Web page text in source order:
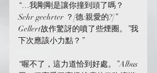
“…我剛剛是讓你撞到頭了嗎？
Sehr geehrter ？[德:親愛的?]”
Gellert故作驚訝的噴了些煙圈。”我
下次應該小力點？”
“喔不了，這力道恰到好處。”Albus